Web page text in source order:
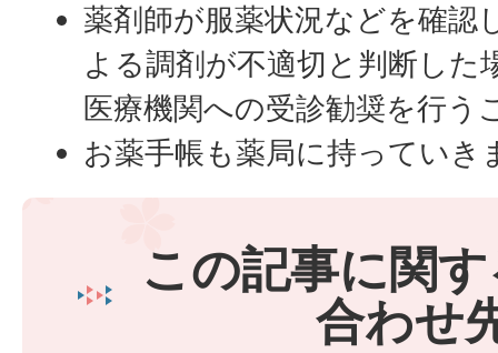
薬剤師が服薬状況などを確認
よる調剤が不適切と判断した
医療機関への受診勧奨を行う
お薬手帳も薬局に持っていき
この記事に関
合わせ